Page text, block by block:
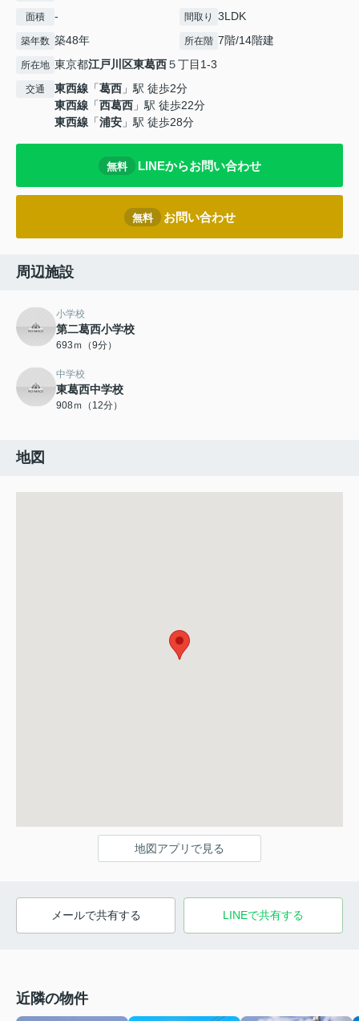
面積 - 間取り 3LDK
築年数 築48年 所在階 7階/14階建
所在地 東京都江戸川区東葛西５丁目1-3
交通 東西線 「葛西 」駅 徒歩2分
東西線 「西葛西 」駅 徒歩22分
東西線 「浦安 」駅 徒歩28分
無料 LINEからお問い合わせ
無料 お問い合わせ
周辺施設
小学校
第二葛西小学校
693ｍ（9分）
中学校
東葛西中学校
908ｍ（12分）
地図
地図アプリで見る
メールで共有する LINEで共有する
近隣の物件